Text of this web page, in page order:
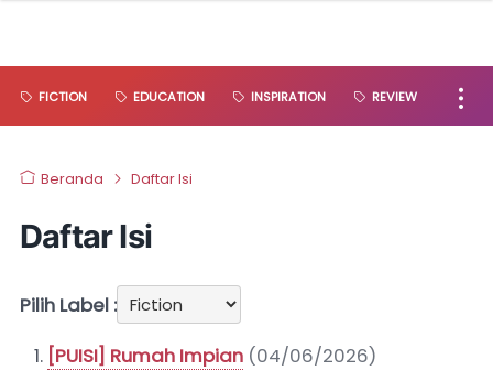
FICTION EDUCATION INSPIRATION REVIEW
Beranda Daftar Isi
Daftar Isi
Pilih Label :
[PUISI] Rumah Impian (04/06/2026)